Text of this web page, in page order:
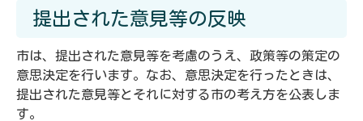
提出された意見等の反映
市は、提出された意見等を考慮のうえ、政策等の策定の
意思決定を行います。なお、意思決定を行ったときは、
提出された意見等とそれに対する市の考え方を公表しま
す。